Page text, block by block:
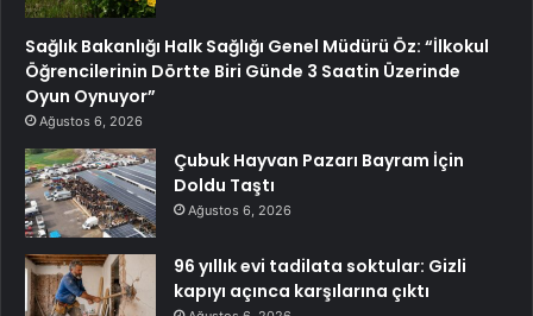
Sağlık Bakanlığı Halk Sağlığı Genel Müdürü Öz: “İlkokul
Öğrencilerinin Dörtte Biri Günde 3 Saatin Üzerinde
Oyun Oynuyor”
Ağustos 6, 2026
Çubuk Hayvan Pazarı Bayram İçin
Doldu Taştı
Ağustos 6, 2026
96 yıllık evi tadilata soktular: Gizli
kapıyı açınca karşılarına çıktı